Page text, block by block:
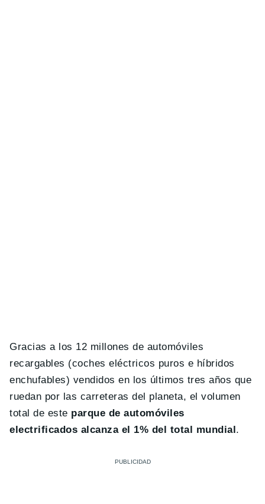
Gracias a los 12 millones de automóviles
recargables (coches eléctricos puros e híbridos
enchufables) vendidos en los últimos tres años que
ruedan por las carreteras del planeta, el volumen
total de este parque de automóviles
electrificados alcanza el 1% del total mundial .